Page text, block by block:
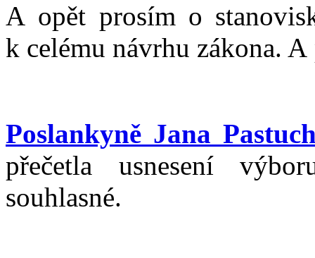
A opět prosím o
k celému návrhu zákona.
Poslankyně Jana
přečetla usnesení
souhlasné.